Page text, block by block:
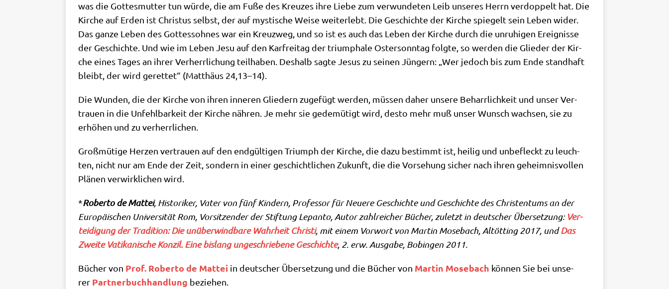
was die Got­tes­mut­ter tun wür­de, die am Fuße des Kreu­zes ihre Lie­be zum ver­wun­de­ten Leib unse­res Herrn ver­dop­pelt hat. Die
Kir­che auf Erden ist Chri­stus selbst, der auf mysti­sche Wei­se wei­ter­lebt. Die Geschich­te der Kir­che spie­gelt sein Leben wider.
Das gan­ze Leben des Got­tes­soh­nes war ein Kreuz­weg, und so ist es auch das Leben der Kir­che durch die unru­hi­gen Ereig­nis­se
der Geschich­te. Und wie im Leben Jesu auf den Kar­frei­tag der tri­um­pha­le Oster­sonn­tag folg­te, so wer­den die Glie­der der Kir­
che eines Tages an ihrer Ver­herr­li­chung teil­ha­ben. Des­halb sag­te Jesus zu sei­nen Jün­gern: „Wer jedoch bis zum Ende stand­haft
bleibt, der wird geret­tet“ (Mat­thä­us 24,13–14).
Die Wun­den, die der Kir­che von ihren inne­ren Glie­dern zuge­fügt wer­den, müs­sen daher unse­re Beharr­lich­keit und unser Ver­
trau­en in die Unfehl­bar­keit der Kir­che näh­ren. Je mehr sie gede­mü­tigt wird, desto mehr muß unser Wunsch wach­sen, sie zu
erhö­hen und zu verherrlichen.
Groß­mü­ti­ge Her­zen ver­trau­en auf den end­gül­ti­gen Tri­umph der Kir­che, die dazu bestimmt ist, hei­lig und unbe­fleckt zu leuch­
ten, nicht nur am Ende der Zeit, son­dern in einer geschicht­li­chen Zukunft, die die Vor­se­hung sicher nach ihren geheim­nis­vol­len
Plä­nen ver­wirk­li­chen wird.
*Rober­to de Mat­tei, Histo­ri­ker, Vater von fünf Kin­dern, Pro­fes­sor für Neue­re Geschich­te und Geschich­te des Chri­sten­tums an der
Euro­päi­schen Uni­ver­si­tät Rom, Vor­sit­zen­der der Stif­tung Lepan­to, Autor zahl­rei­cher Bücher, zuletzt in deut­scher Über­set­zung: Ver­
tei­di­gung der Tra­di­ti­on: Die unüber­wind­ba­re Wahr­heit Chri­sti, mit einem Vor­wort von Mar­tin Mose­bach, Alt­öt­ting 2017, undDas
Zwei­te Vati­ka­ni­sche Kon­zil. Eine bis­lang unge­schrie­be­ne Geschich­te, 2. erw. Aus­ga­be, Bobin­gen 2011.
Bücher von Prof. Rober­to de Mat­tei in deut­scher Über­set­zung und die Bücher von Mar­tin Mose­bach kön­nen Sie bei unse­
rer Part­ner­buch­hand­lung beziehen.